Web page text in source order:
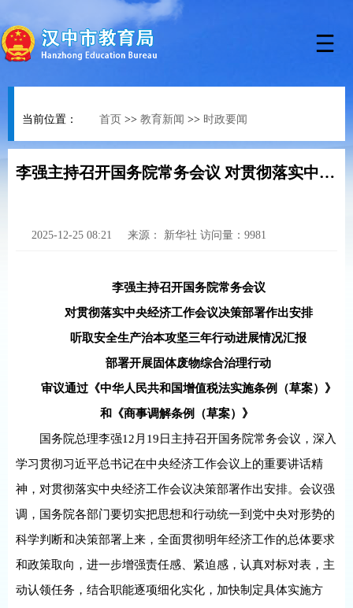
当前位置： 首页 >> 教育新闻 >> 时政要闻
李强主持召开国务院常务会议 对贯彻落实中央经济工作会议决策部署作出安排
2025-12-25 08:21 来源： 新华社 访问量： 9981
李强主持召开国务院常务会议
对贯彻落实中央经济工作会议决策部署作出安排
听取安全生产治本攻坚三年行动进展情况汇报
部署开展固体废物综合治理行动
审议通过《中华人民共和国增值税法实施条例（草案）》
和《商事调解条例（草案）》
国务院总理李强12月19日主持召开国务院常务会议，深入
学习贯彻习近平总书记在中央经济工作会议上的重要讲话精
神，对贯彻落实中央经济工作会议决策部署作出安排。会议强
调，国务院各部门要切实把思想和行动统一到党中央对形势的
科学判断和决策部署上来，全面贯彻明年经济工作的总体要求
和政策取向，进一步增强责任感、紧迫感，认真对标对表，主
动认领任务，结合职能逐项细化实化，加快制定具体实施方